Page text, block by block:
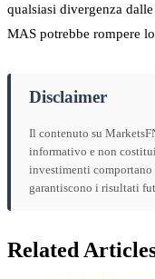
qualsiasi divergenza
MAS potrebbe rompere
Disclaimer
Il contenuto su
informativo e non
investimenti comportano
garantiscono i risultati
Related